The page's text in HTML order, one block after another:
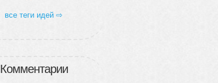
все теги идей ⇨
Комментарии